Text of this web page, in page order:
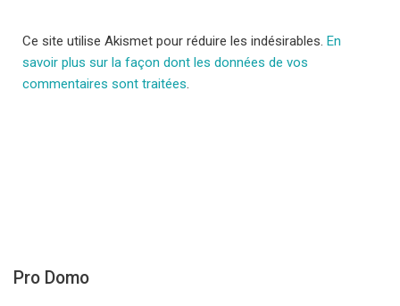
Ce site utilise Akismet pour réduire les indésirables. En
savoir plus sur la façon dont les données de vos
commentaires sont traitées
Pro Domo